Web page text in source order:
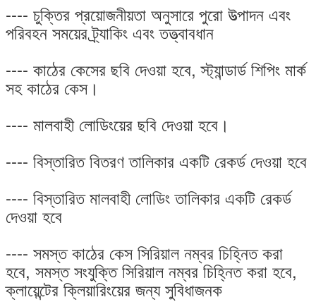
---- চুক্তির প্রয়োজনীয়তা অনুসারে পুরো উত্পাদন এবং
পরিবহন সময়ের ট্র্যাকিং এবং তত্ত্বাবধান
---- কাঠের কেসের ছবি দেওয়া হবে, স্ট্যান্ডার্ড শিপিং মার্ক
সহ কাঠের কেস।
---- মালবাহী লোডিংয়ের ছবি দেওয়া হবে।
---- বিস্তারিত বিতরণ তালিকার একটি রেকর্ড দেওয়া হবে
---- বিস্তারিত মালবাহী লোডিং তালিকার একটি রেকর্ড
দেওয়া হবে
---- সমস্ত কাঠের কেস সিরিয়াল নম্বর চিহ্নিত করা
হবে, সমস্ত সংযুক্তি সিরিয়াল নম্বর চিহ্নিত করা হবে,
ক্লায়েন্টের ক্লিয়ারিংয়ের জন্য সুবিধাজনক